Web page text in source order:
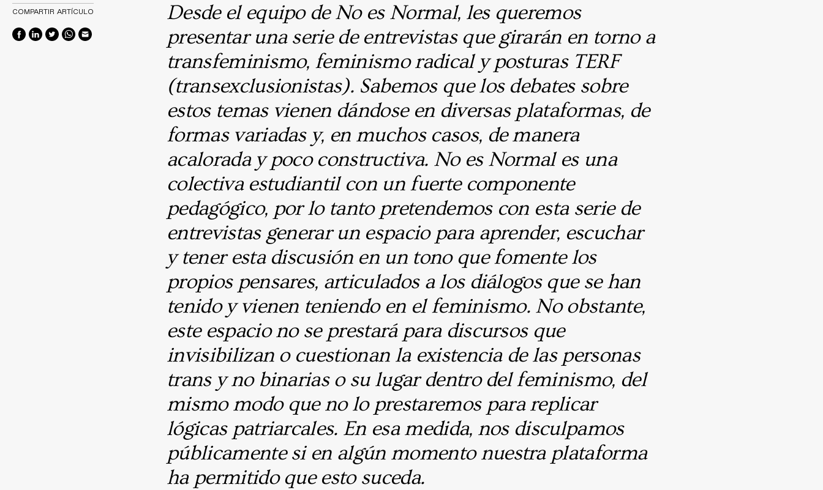
Desde el equipo de No es Normal, les queremos
presentar una serie de entrevistas que girarán en torno a
transfeminismo, feminismo radical y posturas TERF
(transexclusionistas). Sabemos que los debates sobre
estos temas vienen dándose en diversas plataformas, de
formas variadas y, en muchos casos, de manera
acalorada y poco constructiva. No es Normal es una
colectiva estudiantil con un fuerte componente
pedagógico, por lo tanto pretendemos con esta serie de
entrevistas generar un espacio para aprender, escuchar
y tener esta discusión en un tono que fomente los
propios pensares, articulados a los diálogos que se han
tenido y vienen teniendo en el feminismo. No obstante,
este espacio no se prestará para discursos que
invisibilizan o cuestionan la existencia de las personas
trans y no binarias o su lugar dentro del feminismo, del
mismo modo que no lo prestaremos para replicar
lógicas patriarcales. En esa medida, nos disculpamos
públicamente si en algún momento nuestra plataforma
ha permitido que esto suceda.
COMPARTIR ARTÍCULO